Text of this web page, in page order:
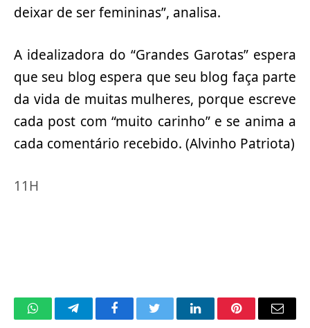
deixar de ser femininas”, analisa.
A idealizadora do “Grandes Garotas” espera
que seu blog espera que seu blog faça parte
da vida de muitas mulheres, porque escreve
cada post com “muito carinho” e se anima a
cada comentário recebido. (Alvinho Patriota)
11H
WhatsAppTelegramFacebookTwitter LinkedInPinterestEmail